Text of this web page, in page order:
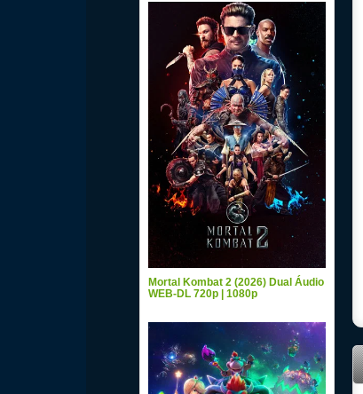
Mortal Kombat 2 (2026) Dual Áudio
WEB-DL 720p | 1080p